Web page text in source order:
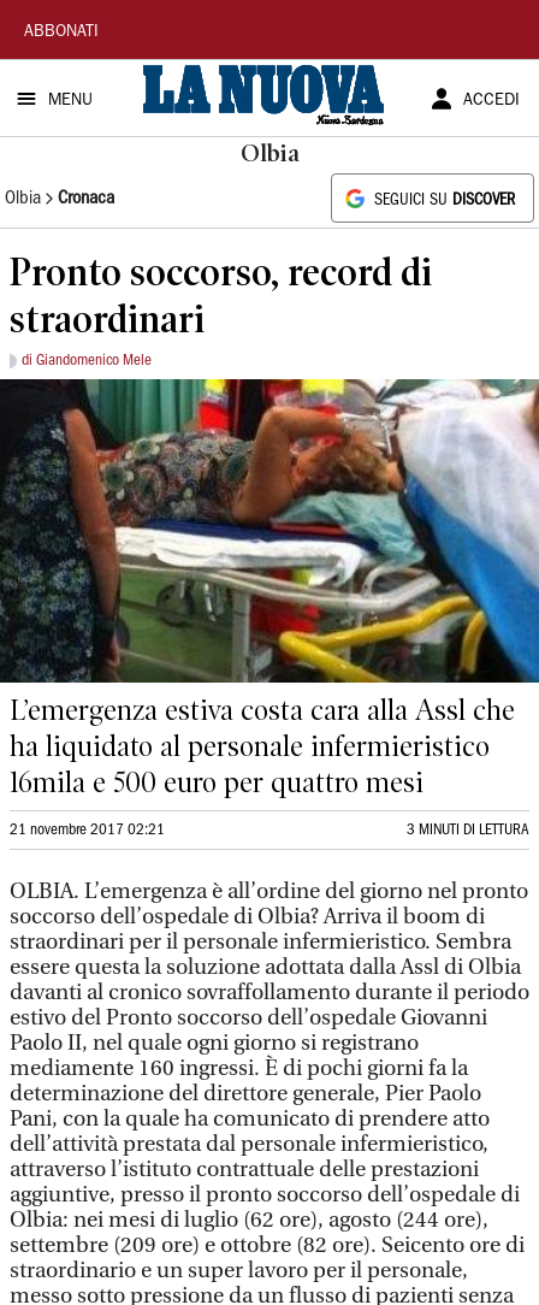
La
Nuova
Sardegna
ABBONATI
MENU ACCEDI
Olbia
Olbia Cronaca SEGUICI SU DISCOVER
Pronto soccorso, record di
straordinari
di Giandomenico Mele
L’emergenza estiva costa cara alla Assl che
ha liquidato al personale infermieristico
16mila e 500 euro per quattro mesi
21 novembre 2017 02:21 3 MINUTI DI LETTURA
OLBIA. L’emergenza è all’ordine del giorno nel pronto
soccorso dell’ospedale di Olbia? Arriva il boom di
straordinari per il personale infermieristico. Sembra
essere questa la soluzione adottata dalla Assl di Olbia
davanti al cronico sovraffollamento durante il periodo
estivo del Pronto soccorso dell’ospedale Giovanni
Paolo II, nel quale ogni giorno si registrano
mediamente 160 ingressi. È di pochi giorni fa la
determinazione del direttore generale, Pier Paolo
Pani, con la quale ha comunicato di prendere atto
dell’attività prestata dal personale infermieristico,
attraverso l’istituto contrattuale delle prestazioni
aggiuntive, presso il pronto soccorso dell’ospedale di
Olbia: nei mesi di luglio (62 ore), agosto (244 ore),
settembre (209 ore) e ottobre (82 ore). Seicento ore di
straordinario e un super lavoro per il personale,
messo sotto pressione da un flusso di pazienti senza